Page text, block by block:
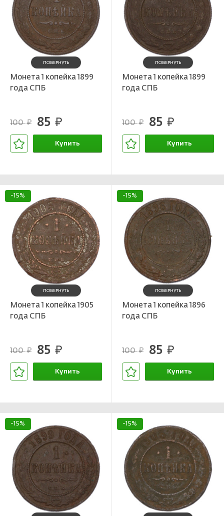
ПОВЕРНУТЬ
Монета 1 копейка 1899
года СПБ
100руб. 85 руб.
Купить
ПОВЕРНУТЬ
Монета 1 копейка 1899
года СПБ
100руб. 85 руб.
Купить
-15%
ПОВЕРНУТЬ
Монета 1 копейка 1905
года СПБ
100руб. 85 руб.
Купить
-15%
ПОВЕРНУТЬ
Монета 1 копейка 1896
года СПБ
100руб. 85 руб.
Купить
-15% -15%